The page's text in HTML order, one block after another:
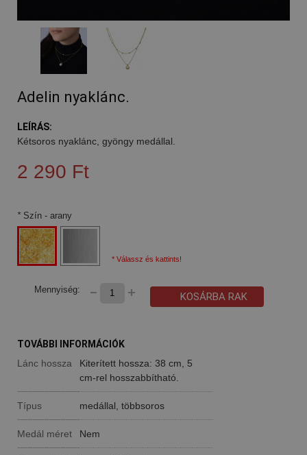
Adelin nyaklánc.
LEÍRÁS:
Kétsoros nyaklánc, gyöngy medállal.
2 290 Ft
* Szín - arany
* Válassz és kattints!
Mennyiség:
KOSÁRBA RAK
TOVÁBBI INFORMÁCIÓK
Lánc hossza
Kiterített hossza: 38 cm, 5
cm-rel hosszabbítható.
Típus medállal, többsoros
Medál méret Nem